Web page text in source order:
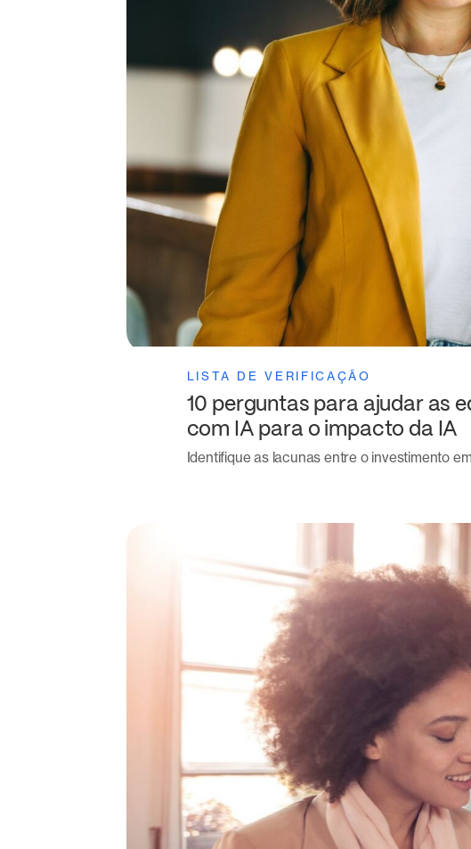
LISTA DE VERIFICAÇÃO
10 perguntas para ajudar as
com IA para o impacto da IA
Identifique as lacunas entre o investimento